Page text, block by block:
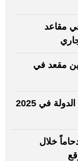
نمواً في مقاعد
تُجدول 7.36 ملايين مقعد في
156.8 مليون مسافر عبر مطارات الدولة في 2025
ازدحاماً خلال